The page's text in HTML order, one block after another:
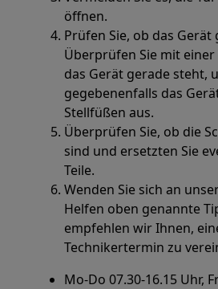
öffnen.
Prüfen Sie, ob das
Überprüfen Sie mit einer
das Gerät gerade steht,
gegebenenfalls das
Stellfüßen aus.
Überprüfen Sie, ob die
sind und ersetzten Sie
Teile.
Wenden Sie sich an
Helfen oben genannte
empfehlen wir Ihnen,
Technikertermin zu
Mo-Do 07.30-16.15 Uhr,